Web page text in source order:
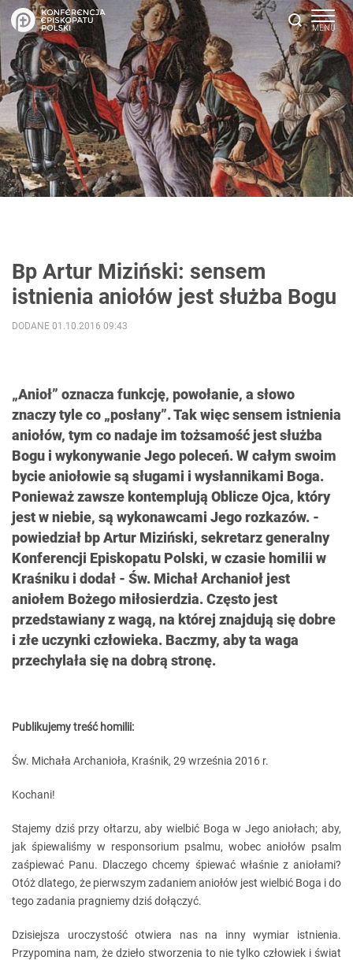
Bp Artur Miziński: sensem
istnienia aniołów jest służba Bogu
„Anioł” oznacza funkcję, powołanie, a słowo
znaczy tyle co „posłany”. Tak więc sensem istnienia
aniołów, tym co nadaje im tożsamość jest służba
Bogu i wykonywanie Jego poleceń. W całym swoim
bycie aniołowie są sługami i wysłannikami Boga.
Ponieważ zawsze kontemplują Oblicze Ojca, który
jest w niebie, są wykonawcami Jego rozkazów. -
powiedział bp Artur Miziński, sekretarz generalny
Konferencji Episkopatu Polski, w czasie homilii w
Kraśniku i dodał - Św. Michał Archanioł jest
aniołem Bożego miłosierdzia. Często jest
przedstawiany z wagą, na której znajdują się dobre
i złe uczynki człowieka. Baczmy, aby ta waga
przechylała się na dobrą stronę.
DODANE 01.10.2016 09:43
Publikujemy treść homilii:
Św. Michała Archanioła, Kraśnik, 29 września 2016 r.
Kochani!
Stajemy dziś przy ołtarzu, aby wielbić Boga w Jego aniołach; aby,
jak śpiewaliśmy w responsorium psalmu, wobec aniołów psalm
zaśpiewać Panu. Dlaczego chcemy śpiewać właśnie z aniołami?
Otóż dlatego, że pierwszym zadaniem aniołów jest wielbić Boga i do
tego zadania pragniemy dziś dołączyć.
Dzisiejsza uroczystość otwiera nas na inny wymiar istnienia.
Przypomina nam, że dzieło stworzenia to nie tylko człowiek i świat